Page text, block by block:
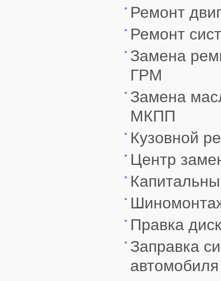
Ремонт
Ремонт
Замена
ГРМ
Замена
МКПП
Кузовной
Центр
Правка
Заправка
автомобиля